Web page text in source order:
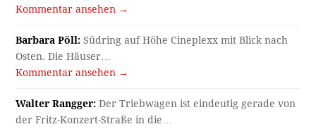
Kommentar ansehen →
Barbara Pöll: Südring auf Höhe Cineplexx mit Blick nach
Osten. Die Häuser…
Kommentar ansehen →
Walter Rangger: Der Triebwagen ist eindeutig gerade von
der Fritz-Konzert-Straße in die…